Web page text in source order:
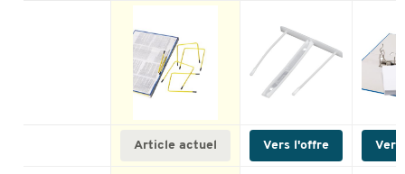
Article actuel Vers l'offre